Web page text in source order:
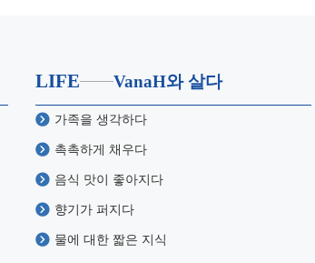
LIFE VanaH와 살다
가족을 생각하다
촉촉하게 채우다
음식 맛이 좋아지다
향기가 퍼지다
물에 대한 짧은 지식